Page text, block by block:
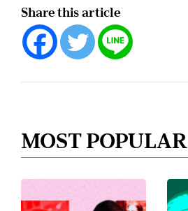
Share this article
MOST POPULAR